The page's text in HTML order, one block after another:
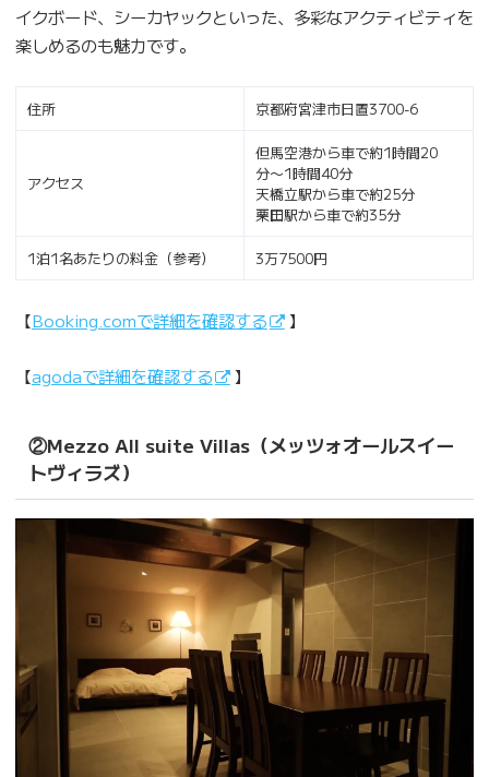
イクボード、シーカヤックといった、多彩なアクティビティを
楽しめるのも魅力です。
住所 京都府宮津市日置3700-6
アクセス
但馬空港から車で約1時間20
分〜1時間40分
天橋立駅から車で約25分
栗田駅から車で約35分
1泊1名あたりの料金（参考） 3万7500円
【Booking.comで詳細を確認する 】
【agodaで詳細を確認する 】
②Mezzo All suite Villas（メッツォオールスイー
トヴィラズ）